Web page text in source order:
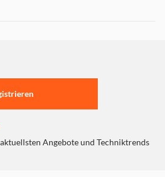
Angebote und Techniktrends